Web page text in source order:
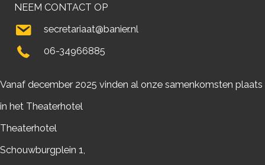
NEEM CONTACT OP
secretariaat@banier.nl
06-34966885
Vanaf december 2025 vinden al onze samenkomsten plaats
in het Theaterhotel
Theaterhotel
Schouwburgplein 1,